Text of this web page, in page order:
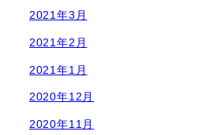
2021年3月
2021年2月
2021年1月
2020年12月
2020年11月